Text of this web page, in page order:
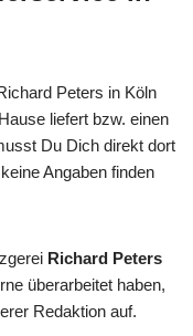
Peters in Köln
liefert bzw. einen
Du Dich direkt dort
Angaben finden
Richard Peters
überarbeitet haben,
Redaktion auf.